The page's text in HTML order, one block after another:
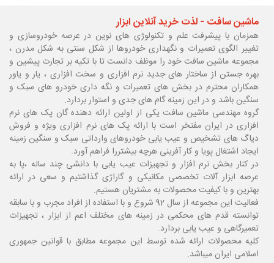
ماشین سافت - لذت خرید آنلاین ابزار
همزمان با پیشرفت علم و تکنولوژی های نوین در عرصه خودروسازی و
تغییر الگوی تعمیرات و نگهداری خودروها از شکل سنتی به شکل مدرن ،
مجموعه ماشین سافت خود را موظف دانست تا با تکیه بر تجارت پیشین و
بهره جستن از ساختار های جدید نرم افزاری و سخت افزاری ، یار و یاور
همکاران محترم در بخش های تعمیرات و نگه داری خودرو های سبک و
سنگین باشد و در این زمینه گام های جدی و استوار بردارد.
گروه مهندسی ماشین سافت یکی از اولین ارائه دهنده گان پک های نرم
افزاری در ایران مفتخر است با ارائه پک های نرم افزاری ویژه و فروش
دیاگ های تشخیص و عیب یابی خودروهای وارداتی سبک و سنگین زمینه
ایجاد اشتغال پویا و کار آفرینی هرچه بیشتررا فراهم آورد.
در کنار بخش نرم افزار و تجهیزات عیب یابی با دانشی چند ساله ،پا به
عرصه ابزار آلات تخصصی مکانیکی و گاراژی گذاشتیم و سعی در ارائه
بهترین و با کیفیت محصولات به مشتریان هستیم.
فعالیت این مجموعه از سال 92 شروع و با استفاده از افراد مجرب و با سابقه
توانسته قدم های محکمی در زمینه های مختلف اعم از ابزار ، تجهیزات
تعمیرگاهی و عیب یابی بردارد.
کلیه محصولات ارائه شده توسط این مجموعه مطابق با قوانین جمهوری
اسلامی ایران میباشد.